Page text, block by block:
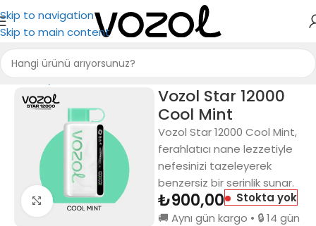
Skip to navigation
Skip to main content
Ana Sayfa Vozol 12000
Büyütmek için tıkla
Vozol Star 12000
Cool Mint
Vozol Star 12000 Cool Mint,
ferahlatıcı nane lezzetiyle
nefesinizi tazeleyerek
benzersiz bir serinlik sunar.
₺900,00
Stokta yok
🚚 Aynı gün kargo • 🔒 14 gün